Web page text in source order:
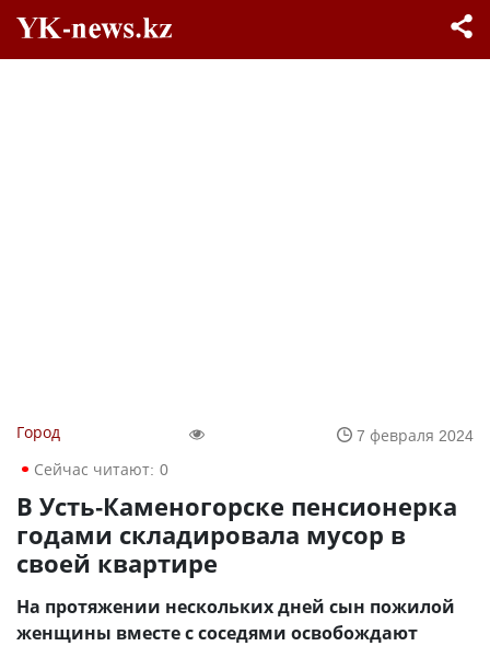
Город
7 февраля 2024
Сейчас читают: 0
В Усть-Каменогорске пенсионерка
годами складировала мусор в
своей квартире
На протяжении нескольких дней сын пожилой
женщины вместе с соседями освобождают